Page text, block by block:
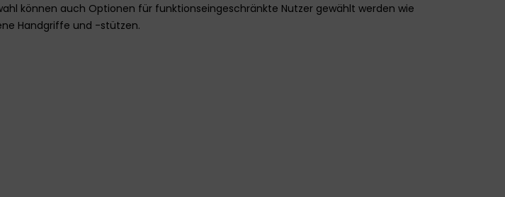
können auch Optionen für funktionseingeschränkte Nutzer gewählt werden wie
Handgriffe und -stützen.